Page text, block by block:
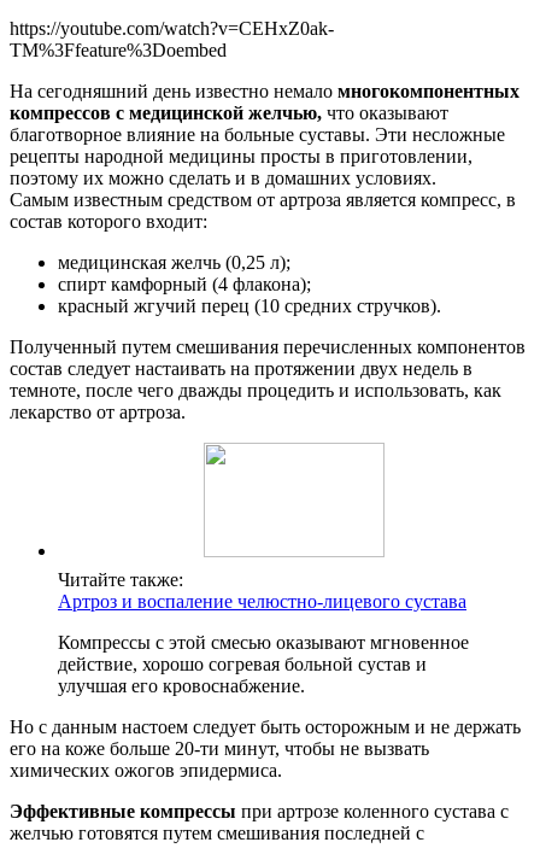
https://youtube.com/watch?v=CEHxZ0ak-
TM%3Ffeature%3Doembed
На сегодняшний день известно немало многокомпонентных
компрессов с медицинской желчью, что оказывают
благотворное влияние на больные суставы. Эти несложные
рецепты народной медицины просты в приготовлении,
поэтому их можно сделать и в домашних условиях.
Самым известным средством от артроза является компресс, в
состав которого входит:
медицинская желчь (0,25 л);
спирт камфорный (4 флакона);
красный жгучий перец (10 средних стручков).
Полученный путем смешивания перечисленных компонентов
состав следует настаивать на протяжении двух недель в
темноте, после чего дважды процедить и использовать, как
лекарство от артроза.
Читайте также:
Артроз и воспаление челюстно-лицевого сустава
Компрессы с этой смесью оказывают мгновенное
действие, хорошо согревая больной сустав и
улучшая его кровоснабжение.
Но с данным настоем следует быть осторожным и не держать
его на коже больше 20-ти минут, чтобы не вызвать
химических ожогов эпидермиса.
Эффективные компрессы при артрозе коленного сустава с
желчью готовятся путем смешивания последней с